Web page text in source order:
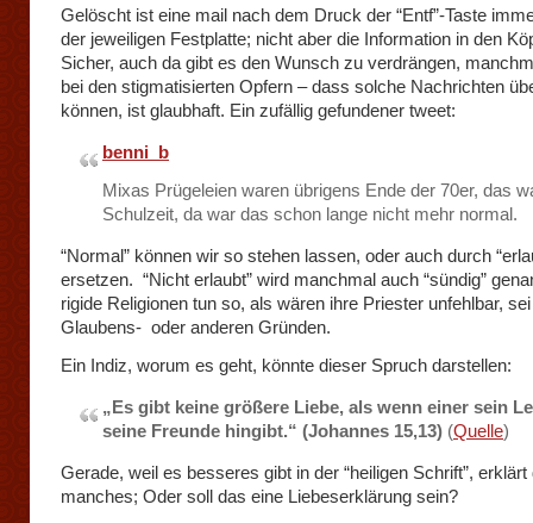
Gelöscht ist eine mail nach dem Druck der “Entf”-Taste
der jeweiligen Festplatte; nicht aber die Information in den
Sicher, auch da gibt es den Wunsch zu verdrängen,
bei den stigmatisierten Opfern – dass solche Nachrichten
können, ist glaubhaft. Ein zufällig gefundener tweet:
benni_b
Mixas Prügeleien waren übrigens Ende der 70er, das
Schulzeit, da war das schon lange nicht mehr normal.
“Normal” können wir so stehen lassen, oder auch durch
ersetzen. “Nicht erlaubt” wird manchmal auch “sündig”
rigide Religionen tun so, als wären ihre Priester unfehlbar,
Glaubens- oder anderen Gründen.
Ein Indiz, worum es geht, könnte dieser Spruch darstellen:
„Es gibt keine größere Liebe, als wenn einer sein
seine Freunde hingibt.“ (Johannes 15,13) (Quelle)
Gerade, weil es besseres gibt in der “heiligen Schrift”, erklärt
manches; Oder soll das eine Liebeserklärung sein?